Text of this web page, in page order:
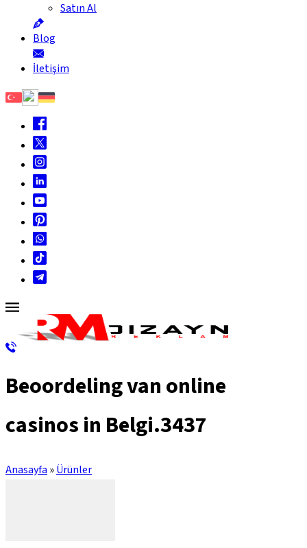
Satın Al
Blog
İletişim
Beoordeling van online
casinos in Belgi.3437
Anasayfa »Ürünler